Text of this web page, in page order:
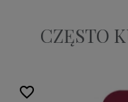
CZĘSTO
favorite_border